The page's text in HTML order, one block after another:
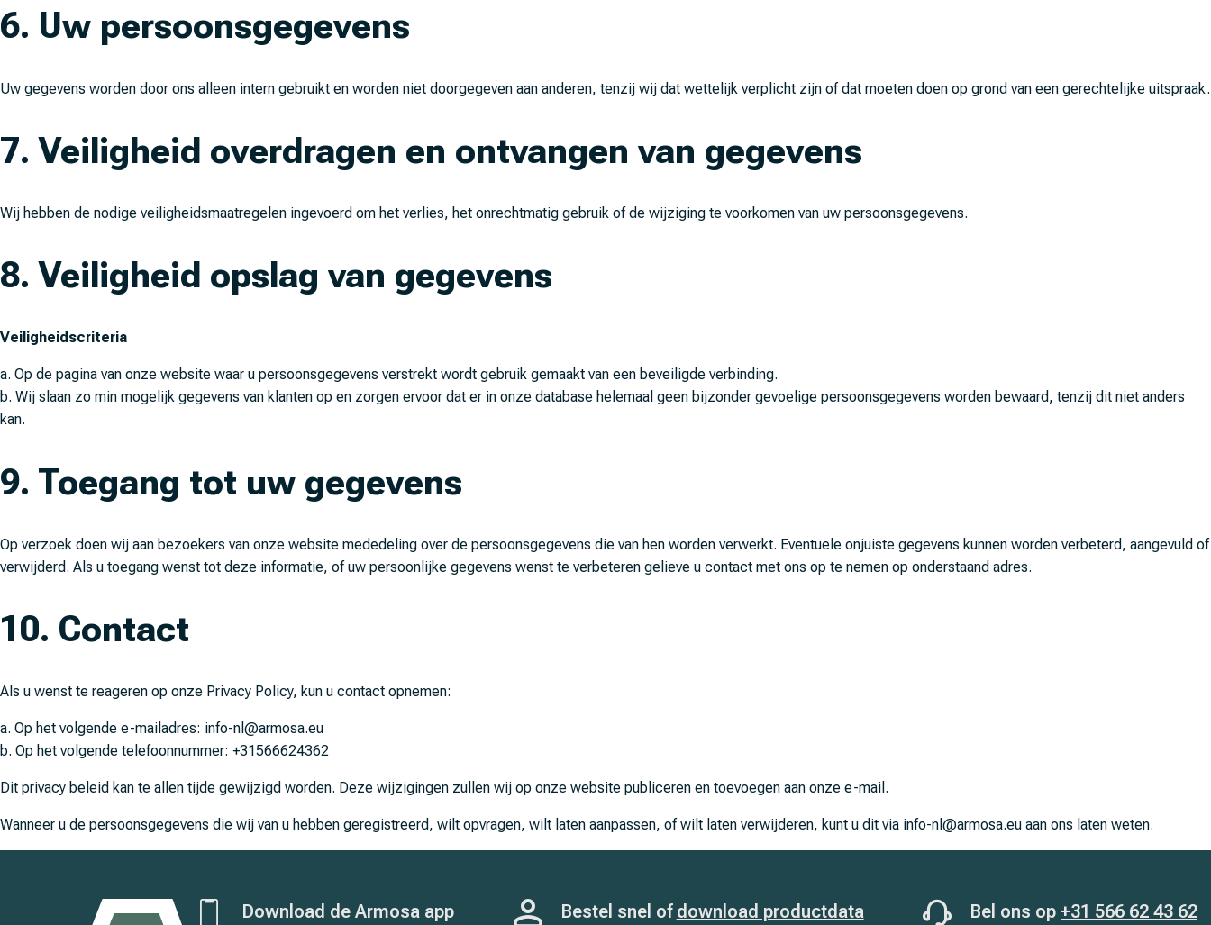
6. Uw persoonsgegevens
Uw gegevens worden door ons alleen intern gebruikt en worden niet doorgegeven aan anderen, tenzij wij dat wettelijk verplicht zijn of dat moeten doen op grond van een gerechtelijke uitspraak.
7. Veiligheid overdragen en ontvangen van gegevens
Wij hebben de nodige veiligheidsmaatregelen ingevoerd om het verlies, het onrechtmatig gebruik of de wijziging te voorkomen van uw persoonsgegevens.
8. Veiligheid opslag van gegevens
Veiligheidscriteria
a. Op de pagina van onze website waar u persoonsgegevens verstrekt wordt gebruik gemaakt van een beveiligde verbinding.
b. Wij slaan zo min mogelijk gegevens van klanten op en zorgen ervoor dat er in onze database helemaal geen bijzonder gevoelige persoonsgegevens worden bewaard, tenzij dit niet anders
kan.
9. Toegang tot uw gegevens
Op verzoek doen wij aan bezoekers van onze website mededeling over de persoonsgegevens die van hen worden verwerkt. Eventuele onjuiste gegevens kunnen worden verbeterd, aangevuld of
verwijderd. Als u toegang wenst tot deze informatie, of uw persoonlijke gegevens wenst te verbeteren gelieve u contact met ons op te nemen op onderstaand adres.
10. Contact
Als u wenst te reageren op onze Privacy Policy, kun u contact opnemen:
a. Op het volgende e-mailadres: info-nl@armosa.eu
b. Op het volgende telefoonnummer: +31566624362
Dit privacy beleid kan te allen tijde gewijzigd worden. Deze wijzigingen zullen wij op onze website publiceren en toevoegen aan onze e-mail.
Wanneer u de persoonsgegevens die wij van u hebben geregistreerd, wilt opvragen, wilt laten aanpassen, of wilt laten verwijderen, kunt u dit via info-nl@armosa.eu aan ons laten weten.
Download de Armosa app Bestel snel of download productdata Bel ons op +31 566 62 43 62